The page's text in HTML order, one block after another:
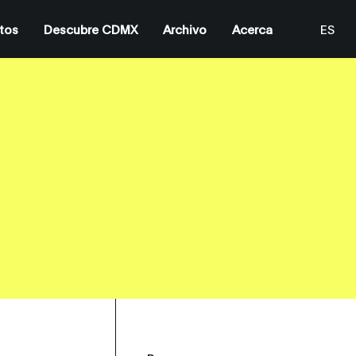
Descubre CDMX Archivo Acerca
ES